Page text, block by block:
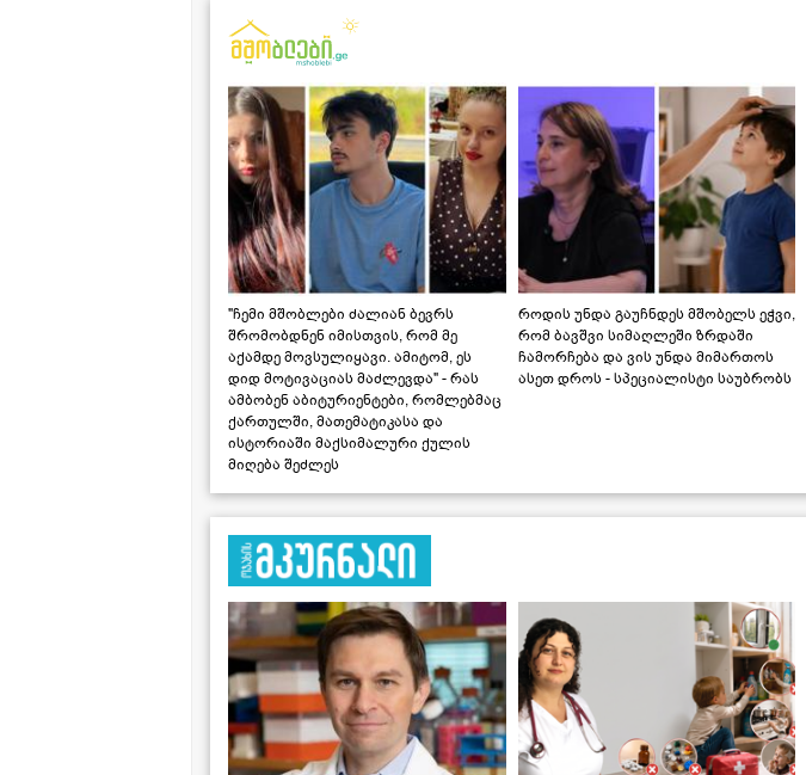
"ჩემი მშობლები ძალიან ბევრს
შრომობდნენ იმისთვის, რომ მე
აქამდე მოვსულიყავი. ამიტომ, ეს
დიდ მოტივაციას მაძლევდა" - რას
ამბობენ აბიტურიენტები, რომლებმაც
ქართულში, მათემატიკასა და
ისტორიაში მაქსიმალური ქულის
მიღება შეძლეს
როდის უნდა გაუჩნდეს მშობელს ეჭვი,
რომ ბავშვი სიმაღლეში ზრდაში
ჩამორჩება და ვის უნდა მიმართოს
ასეთ დროს - სპეციალისტი საუბრობს